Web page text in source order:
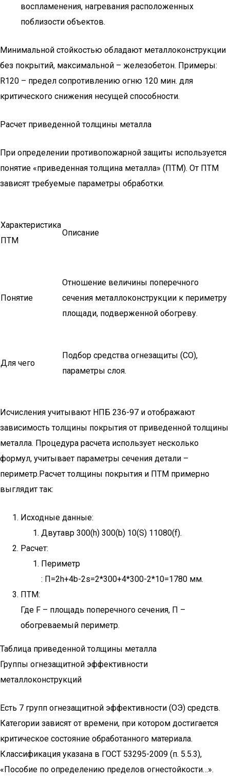
воспламенения, нагревания расположенных
поблизости объектов.
Минимальной стойкостью обладают металлоконструкции
без покрытий, максимальной – железобетон. Примеры:
R120 – предел сопротивлению огню 120 мин. для
критического снижения несущей способности.
Расчет приведенной толщины металла
При определении противопожарной защиты используется
понятие «приведенная толщина металла» (ПТМ). От ПТМ
зависят требуемые параметры обработки.
Характеристика
ПТМ
Описание
Понятие
Отношение величины поперечного
сечения металлоконструкции к периметру
площади, подверженной обогреву.
Для чего
Подбор средства огнезащиты (СО),
параметры слоя.
Исчисления учитывают НПБ 236-97 и отображают
зависимость толщины покрытия от приведенной толщины
металла. Процедура расчета использует несколько
формул, учитывает параметры сечения детали –
периметр.Расчет толщины покрытия и ПТМ примерно
выглядит так:
Исходные данные:
Двутавр 300(h) 300(b) 10(S) 11080(f).
Расчет:
Периметр
: П=2h+4b-2s=2*300+4*300-2*10=1780 мм.
ПТМ:
Где F – площадь поперечного сечения, П –
обогреваемый периметр.
Таблица приведенной толщины металла
Группы огнезащитной эффективности
металлоконструкций
Есть 7 групп огнезащитной эффективности (ОЭ) средств.
Категории зависят от времени, при котором достигается
критическое состояние обработанного материала.
Классификация указана в ГОСТ 53295-2009 (п. 5.5.3),
«Пособие по определению пределов огнестойкости…».